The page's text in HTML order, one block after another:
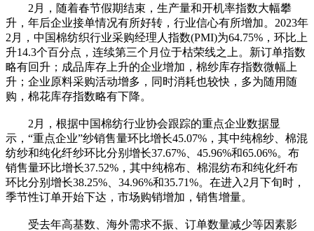
2月，随着春节假期结束，生产量和开机率指数大幅攀
升，年后企业接单情况有所好转，行业信心有所增加。2023年
2月，中国棉纺织行业采购经理人指数(PMI)为64.75%，环比上
升14.3个百分点，连续第三个月位于枯荣线之上。新订单指数
略有回升；成品库存上升的企业增加，棉纱库存指数微幅上
升；企业原料采购活动增多，同时消耗也较快，多为随用随
购，棉花库存指数略有下降。
2月，根据中国棉纺行业协会跟踪的重点企业数据显
示，“重点企业”纱销售量环比增长45.07%，其中纯棉纱、棉混
纺纱和纯化纤纱环比分别增长37.67%、45.96%和65.06%。布
销售量环比增长37.52%，其中纯棉布、棉混纺布和纯化纤布
环比分别增长38.25%、34.96%和35.71%。在进入2月下旬时，
季节性订单开始下达，市场购销增加，销售增量。
受去年高基数、海外需求不振、订单数量减少等因素影